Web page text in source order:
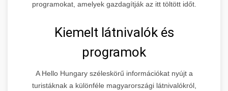
programokat, amelyek gazdagítják az itt töltött időt.
Kiemelt látnivalók és
programok
A Hello Hungary széleskörű információkat nyújt a
turistáknak a különféle magyarországi látnivalókról,